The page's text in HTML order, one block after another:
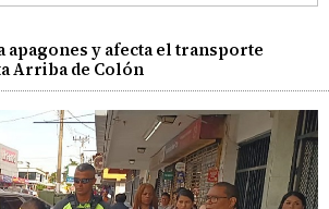
y afecta el transporte
Arriba de Colón